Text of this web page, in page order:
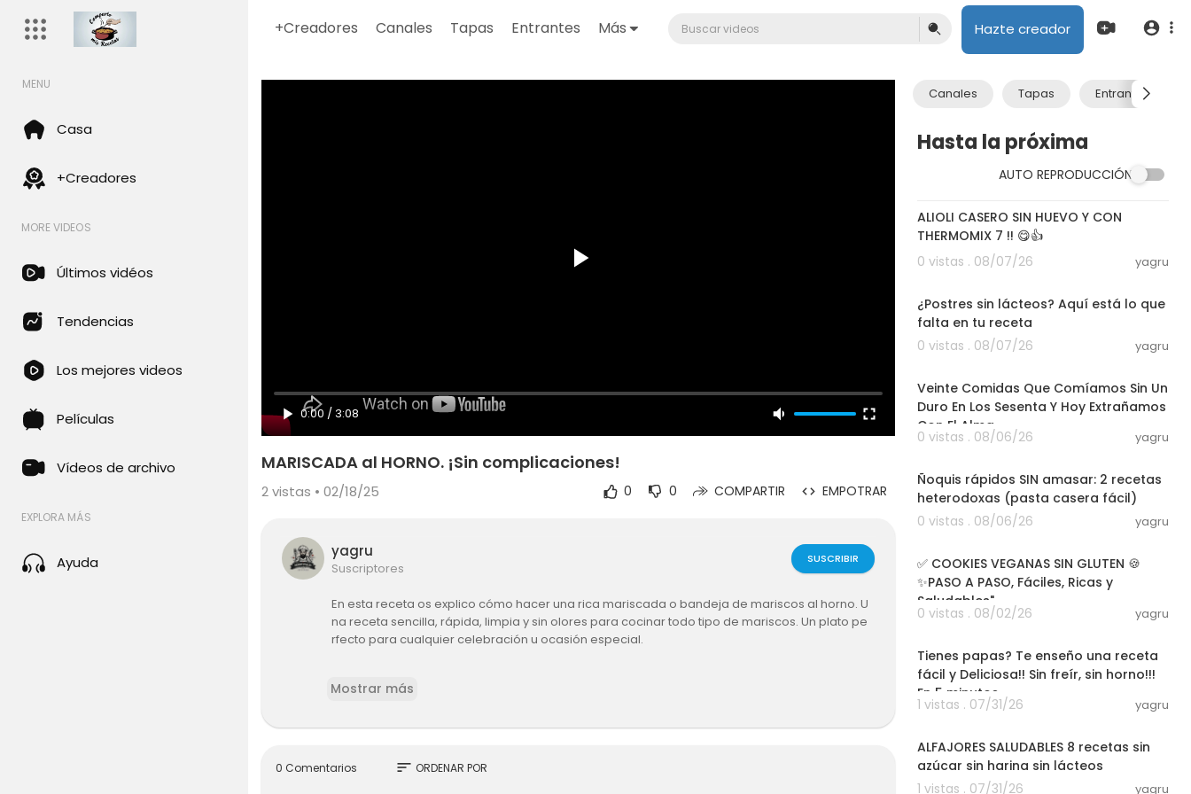
+Creadores Canales Tapas Entrantes Más Hazte creador
MENU
Casa
+Creadores
MORE VIDEOS
Últimos vidéos
Tendencias
Los mejores videos
Películas
Vídeos de archivo
EXPLORA MÁS
Ayuda
0:00 /3:08
Canales Tapas Entrantes
Hasta la próxima
AUTO REPRODUCCIÓN
10:09
ALIOLI CASERO SIN HUEVO Y CON
THERMOMIX 7 !! 😋👍
0 vistas . 08/07/26
yagru
¿Postres sin lácteos? Aquí está lo que
falta en tu receta
0 vistas . 08/07/26
yagru
Veinte Comidas Que Comíamos Sin Un
Duro En Los Sesenta Y Hoy Extrañamos
Con El Alma
0 vistas . 08/06/26 yagru
Ñoquis rápidos SIN amasar: 2 recetas
heterodoxas (pasta casera fácil)
0 vistas . 08/06/26
yagru
✅ COOKIES VEGANAS SIN GLUTEN 🍪
✨PASO A PASO, Fáciles, Ricas y
Saludables"
0 vistas . 08/02/26 yagru
Tienes papas? Te enseño una receta
fácil y Deliciosa!! Sin freír, sin horno!!!
En 5 minutos
1 vistas . 07/31/26 yagru
ALFAJORES SALUDABLES 8 recetas sin
azúcar sin harina sin lácteos
1 vistas . 07/31/26
yagru
MARISCADA al HORNO. ¡Sin complicaciones!
2vistas • 02/18/25 0 0 COMPARTIR EMPOTRAR
yagru
Suscriptores
SUSCRIBIR
En esta receta os explico cómo hacer una rica mariscada o bandeja de mariscos al horno. U
na receta sencilla, rápida, limpia y sin olores para cocinar todo tipo de mariscos. Un plato pe
rfecto para cualquier celebración u ocasión especial.
scada-al-h
MÁS RECETAS DE APERITIVOS Y ENTRANTES:
Mostrar más
0 Comentarios sort ORDENAR POR